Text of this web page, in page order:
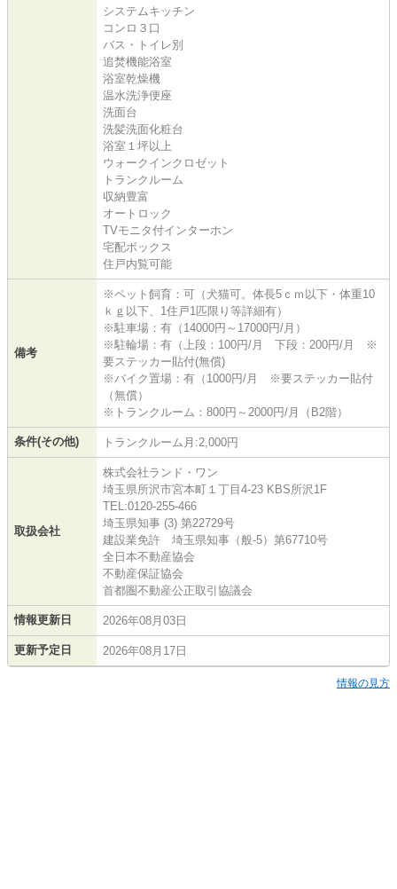
システムキッチン
コンロ３口
バス・トイレ別
追焚機能浴室
浴室乾燥機
温水洗浄便座
洗面台
洗髪洗面化粧台
浴室１坪以上
ウォークインクロゼット
トランクルーム
収納豊富
オートロック
TVモニタ付インターホン
宅配ボックス
住戸内覧可能
備考
※ペット飼育：可（犬猫可。体長5ｃｍ以下・体重10
ｋｇ以下、1住戸1匹限り等詳細有）
※駐車場：有（14000円～17000円/月）
※駐輪場：有（上段：100円/月 下段：200円/月 ※
要ステッカー貼付(無償)
※バイク置場：有（1000円/月 ※要ステッカー貼付
（無償）
※トランクルーム：800円～2000円/月（B2階）
条件(その他) トランクルーム月:2,000円
取扱会社
株式会社ランド・ワン
埼玉県所沢市宮本町１丁目4-23 KBS所沢1F
TEL:0120-255-466
埼玉県知事 (3) 第22729号
建設業免許 埼玉県知事（般-5）第67710号
全日本不動産協会
不動産保証協会
首都圏不動産公正取引協議会
情報更新日 2026年08月03日
更新予定日 2026年08月17日
情報の見方